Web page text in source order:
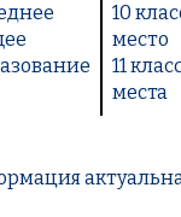
10
место
11
места